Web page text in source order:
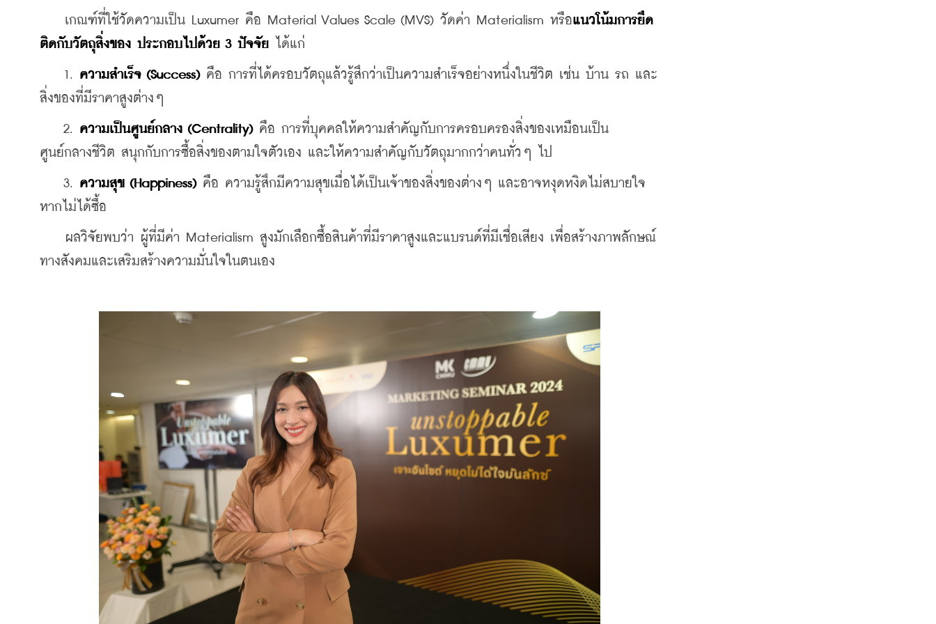
เกณฑ์ที่ใช้วัดความเป็น Luxumer คือ Material Values Scale (MVS) วัดค่า Materialism หรือแนวโน้มการยึด
ติดกับวัตถุสิ่งของ ประกอบไปด้วย 3 ปัจจัย ได้แก่
1. ความสำเร็จ (Success) คือ การที่ได้ครอบวัตถุแล้วรู้สึกว่าเป็นความสำเร็จอย่างหนึ่งในชีวิต เช่น บ้าน รถ และ
สิ่งของที่มีราคาสูงต่างๆ
2. ความเป็นศูนย์กลาง (Centrality) คือ การที่บุคคลให้ความสำคัญกับการครอบครองสิ่งของเหมือนเป็น
ศูนย์กลางชีวิต สนุกกับการซื้อสิ่งของตามใจตัวเอง และให้ความสำคัญกับวัตถุมากกว่าคนทั่วๆ ไป
3. ความสุข (Happiness) คือ ความรู้สึกมีความสุขเมื่อได้เป็นเจ้าของสิ่งของต่างๆ และอาจหงุดหงิดไม่สบายใจ
หากไม่ได้ซื้อ
ผลวิจัยพบว่า ผู้ที่มีค่า Materialism สูงมักเลือกซื้อสินค้าที่มีราคาสูงและแบรนด์ที่มีเชื่อเสียง เพื่อสร้างภาพลักษณ์
ทางสังคมและเสริมสร้างความมั่นใจในตนเอง